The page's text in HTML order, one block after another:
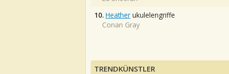
10. Heather ukulelengriffe
Conan Gray
TRENDKÜNSTLER